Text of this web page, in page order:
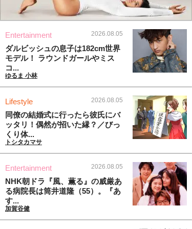
Entertainment 2026.08.05
ダルビッシュの息子は182cm世界
モデル！ ラウンドガールやミス
コ...
ゆるま 小林
Lifestyle 2026.08.05
同僚の結婚式に行ったら彼氏にバ
ッタリ！偶然が招いた縁？／びっ
くり体...
トシタカマサ
Entertainment 2026.08.05
NHK朝ドラ『風、薫る』の威厳あ
る病院長は筒井道隆（55）。『あ
す...
加賀谷健